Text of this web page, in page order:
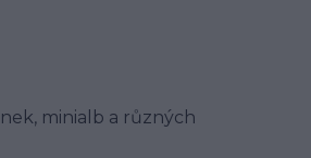
minialb a různých